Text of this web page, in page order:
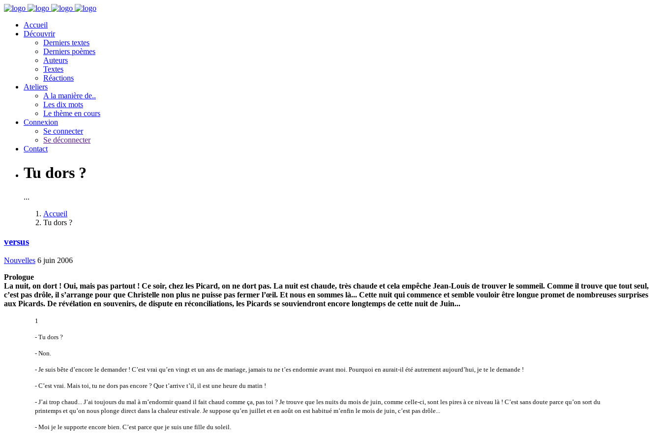
Accueil
Découvrir
Derniers textes
Derniers poèmes
Auteurs
Textes
Réactions
Ateliers
A la manière de..
Les dix mots
Le thème en cours
Connexion
Se connecter
Se déconnecter
Contact
Tu dors ?
...
Accueil
Tu dors ?
versus
Nouvelles 6 juin 2006
Prologue
La nuit, on dort ! Oui, mais pas partout ! Ce soir, chez les Picard, on ne dort pas. La nuit est chaude, très chaude et cela empêche Jean-Louis de trouver le sommeil. Comme il trouve que tout seul,
c’est pas drôle, il s’arrange pour que Christelle non plus ne puisse pas fermer l’œil. Et nous en sommes là... Cette nuit qui commence et semble vouloir être longue promet de nombreuses surprises
aux Picards. De révélation en souvenirs, de dispute en réconciliations, les Picards se souviendront encore longtemps de cette nuit de Juin...
1
- Tu dors ?
- Non.
- Je suis bête d’encore le demander ! C’est vrai qu’en vingt et un ans de mariage, jamais tu ne t’es endormie avant moi. Pourquoi en aurait-il été autrement aujourd’hui, je te le demande !
- C’est vrai. Mais toi, tu ne dors pas encore ? Que t’arrive t’il, il est une heure du matin !
- J’ai trop chaud... J’ai toujours du mal à m’endormir quand il fait chaud comme ça, pas toi ? Je trouve que les nuits du mois de juin, comme celle-ci, sont les pires à ce niveau là ! C’est sans doute parce qu’on sort du
printemps et qu’on nous plonge direct dans la chaleur estivale. Je suppose qu’en juillet et en août on est habitué m’enfin le mois de juin, c’est pas drôle...
- Moi je le supporte encore bien. C’est parce que je suis une fille du soleil.